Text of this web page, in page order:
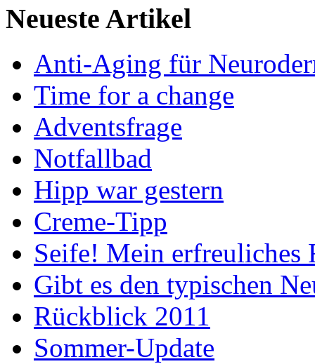
Neueste Artikel
Anti-Aging für
Time for a change
Adventsfrage
Notfallbad
Hipp war gestern
Creme-Tipp
Seife! Mein erfreuliches
Gibt es den typischen
Rückblick 2011
Sommer-Update